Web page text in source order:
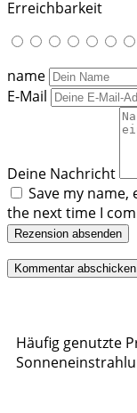
Erreichbarkeit
name
E-Mail
Deine Nachricht
Save my
the next time I
Rezension absenden
Häufig genutzte